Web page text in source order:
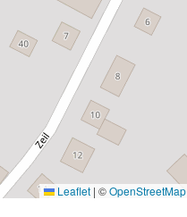
Leaflet | ©OpenStreetMap